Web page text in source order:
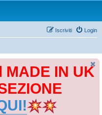
Login
Iscriviti
IN UK